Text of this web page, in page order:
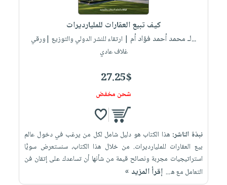
كيف تبيع العقارات للمليارديرات
لـ محمد أحمد فؤاد أم...
| ارتقاء للنشر الدولي والتوزيع |ورقي
غلاف عادي
27.25$
شحن مخفض
نبذة الناشر: هذا الكتاب هو دليل شامل لكل من يرغب في دخول عالم
بيع العقارات للمليارديرات. من خلال هذا الكتاب، سنستعرض سويًّا
استراتيجيات مجربة ونصائح قيمة من شأنها أن تساعدك على إتقان فن
التعامل مع ه... إقرأ المزيد »